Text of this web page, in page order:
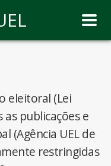
eleitoral (Lei
as publicações e
(Agência UEL de
restringidas